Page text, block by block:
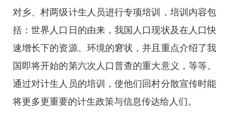
对乡、村两级计生人员进行专项培训，培训内容包
括：世界人口日的由来，我国人口现状及在人口快
速增长下的资源、环境的窘状，并且重点介绍了我
国即将开始的第六次人口普查的重大意义，等等。
通过对计生人员的培训，使他们回村分散宣传时能
将更多更重要的计生政策与信息传达给人们。